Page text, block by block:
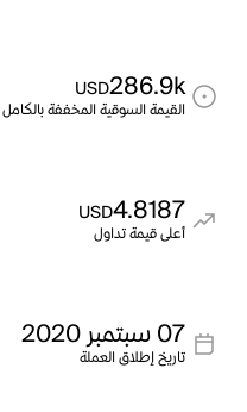
286.9k
USD
القيمة السوقية المخففة بالكامل
4.8187
USD
أعلى قيمة تداول
07 سبتمبر 2020
تاريخ إطلاق العملة